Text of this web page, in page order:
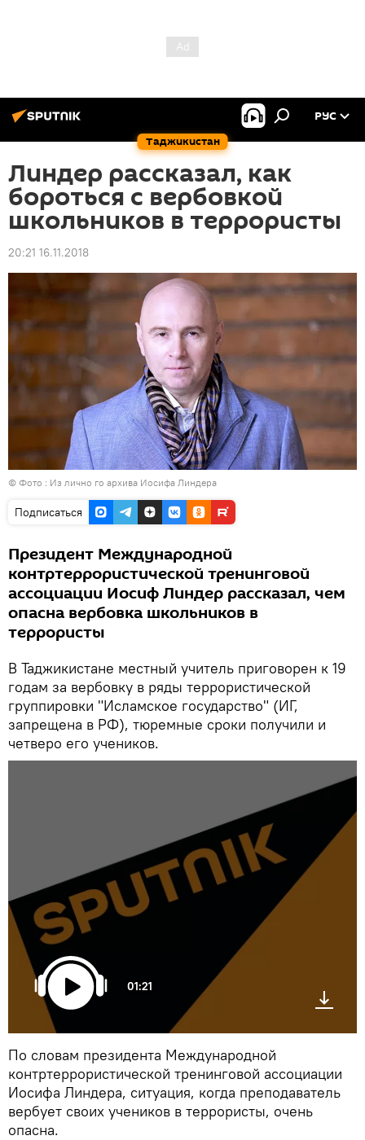
Таджикистан
РУС
Линдер рассказал, как
бороться с вербовкой
школьников в террористы
20:21 16.11.2018
© Фото : Из лично го архива Иосифа Линдера
Подписаться
Президент Международной
контртеррористической тренинговой
ассоциации Иосиф Линдер рассказал, чем
опасна вербовка школьников в
террористы
В Таджикистане местный учитель приговорен к 19
годам за вербовку в ряды террористической
группировки "Исламское государство" (ИГ,
запрещена в РФ), тюремные сроки получили и
четверо его учеников.
01:21
По словам президента Международной
контртеррористической тренинговой ассоциации
Иосифа Линдера, ситуация, когда преподаватель
вербует своих учеников в террористы, очень
опасна.